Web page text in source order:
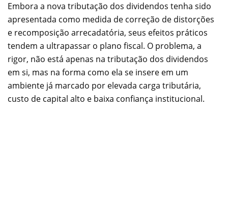
Embora a nova tributação dos dividendos tenha sido
apresentada como medida de correção de distorções
e recomposição arrecadatória, seus efeitos práticos
tendem a ultrapassar o plano fiscal. O problema, a
rigor, não está apenas na tributação dos dividendos
em si, mas na forma como ela se insere em um
ambiente já marcado por elevada carga tributária,
custo de capital alto e baixa confiança institucional.